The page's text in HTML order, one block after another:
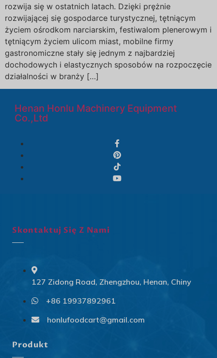
rozwija się w ostatnich latach. Dzięki prężnie
rozwijającej się gospodarce turystycznej, tętniącym
życiem ośrodkom narciarskim, festiwalom plenerowym i
tętniącym życiem ulicom miast, mobilne firmy
gastronomiczne stały się jednym z najbardziej
dochodowych i elastycznych sposobów na rozpoczęcie
działalności w branży […]
Henan Honlu Machinery Equipment
Co.,Ltd
Skontaktuj Się Z Nami
127 Zidong Road, Zhengzhou, Henan, Chiny
+86 19937892961
honlufoodcart@gmail.com
Produkt
Slovenčina